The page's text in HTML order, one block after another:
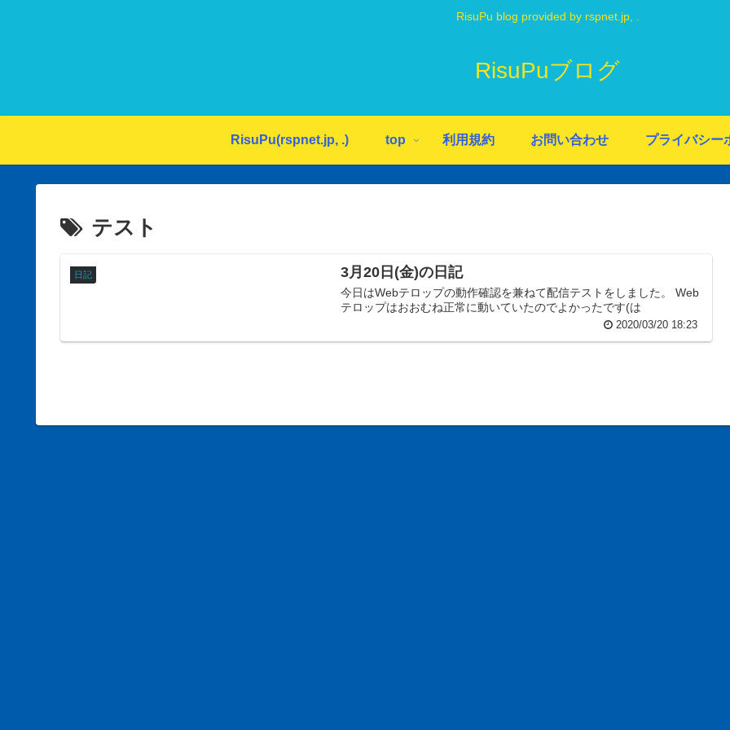
RisuPu blog provided by rspnet.jp, .
RisuPuブログ
RisuPu(rspnet.jp, .) top 利用規約 お問い合わせ プライバシー
テスト
日記 3月20日(金)の日記
今日はWebテロップの動作確認を兼ねて配信テストをしました。 Web
テロップはおおむね正常に動いていたのでよかったです(は
2020/03/20 18:23